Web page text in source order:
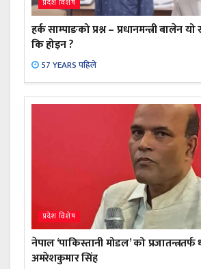
प्रदेश विशेष
हर्क साम्पाङको प्रश्न – प्रधानमन्त्री बालेन
कि होइन ?
57 YEARS पहिले
प्रदेश विशेष
नेपाल ‘पाकिस्तानी मोडल’ को
अमरेशकुमार सिंह